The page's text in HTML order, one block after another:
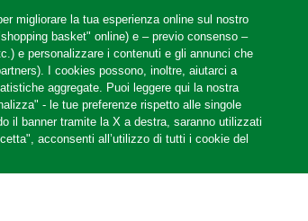
us
migliorare la tua esperienza online sul nostro
basket" online) e – previo consenso –
e personalizzare i contenuti e gli annunci che
I cookies possono, inoltre, aiutarci a
aggregate. Puoi leggere qui la nostra
- le tue preferenze rispetto alle singole
il banner tramite la X a destra, saranno utilizzati
acconsenti all’utilizzo di tutti i cookie del